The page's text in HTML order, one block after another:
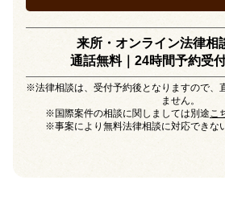
来所・オンライン法律相
通話無料｜24時間予約受
※法律相談は、受付予約後となりますので、
ません。
※国際案件の相談に関しましては別途こ
※事案により無料法律相談に対応できな